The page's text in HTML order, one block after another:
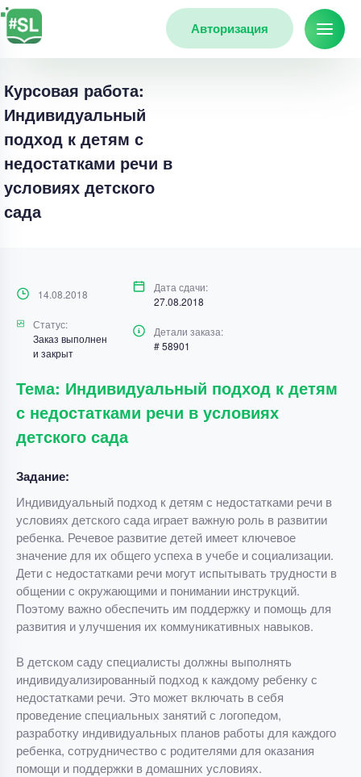
Авторизация
Курсовая работа:
Индивидуальный
подход к детям с
недостатками речи в
условиях детского
сада
14.08.2018
Дата сдачи:
27.08.2018
Статус:
Заказ выполнен
и закрыт
Детали заказа:
# 58901
Тема: Индивидуальный подход к детям
с недостатками речи в условиях
детского сада
Задание:
Индивидуальный подход к детям с недостатками речи в
условиях детского сада играет важную роль в развитии
ребенка. Речевое развитие детей имеет ключевое
значение для их общего успеха в учебе и социализации.
Дети с недостатками речи могут испытывать трудности в
общении с окружающими и понимании инструкций.
Поэтому важно обеспечить им поддержку и помощь для
развития и улучшения их коммуникативных навыков.
В детском саду специалисты должны выполнять
индивидуализированный подход к каждому ребенку с
недостатками речи. Это может включать в себя
проведение специальных занятий с логопедом,
разработку индивидуальных планов работы для каждого
ребенка, сотрудничество с родителями для оказания
помощи и поддержки в домашних условиях.